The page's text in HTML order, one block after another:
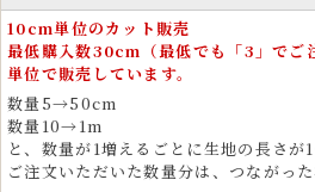
や帯、化粧まわしなどフォーマルな装い
運動会や文化祭、剣道、弓道、茶道、書
レ、民族衣装などにも用いられ、その豪
す。
コスプレイヤーや俳優、芸能関係者の衣
人形や雛人形などの伝統人形制作、着物
ています。
10cm単位のカット販売
最低購入数30cm（最低でも「3」でご
単位で販売しています。
数量5→50cm
数量10→1m
と、数量が1増えるごとに生地の長さが
ご注文いただいた数量分は、つながっ